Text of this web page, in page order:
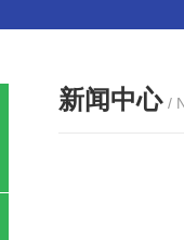
新闻中心 /